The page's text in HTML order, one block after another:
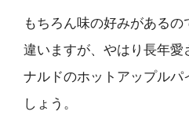
もちろん味の好みがある
違いますが、やはり長年愛
ナルドのホットアップル
しょう。